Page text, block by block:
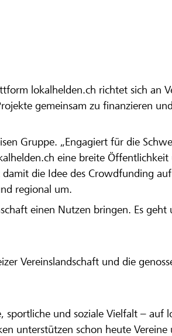
lokalhelden.ch richtet sich an
gemeinsam zu finanzieren
Gruppe. „Engagiert für die
eine breite
damit die Idee des Crowdfunding auf
regional um.
einen Nutzen bringen. Es geht
Vereinslandschaft und die
sportliche und soziale Vielfalt – auf
unterstützen schon heute Vereine